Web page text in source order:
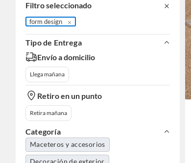
Filtro seleccionado
form design
Tipo de Entrega
Envío a domicilio
Llega mañana
Retiro en un punto
Retira mañana
Categoría
Maceteros y accesorios